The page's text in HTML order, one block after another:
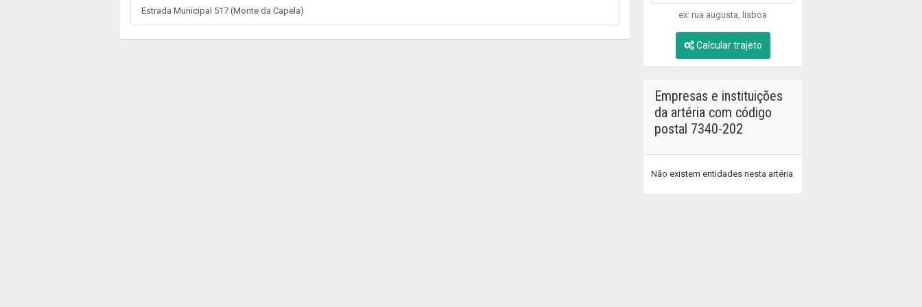
Estrada Municipal 517 (Monte da Capela) ex: rua augusta, lisboa
Calcular trajeto
Empresas e instituições
da artéria com código
postal 7340-202
Não existem entidades nesta artéria